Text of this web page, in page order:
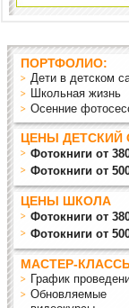
ПОРТФОЛИО:
Дети в детском
Школьная жизнь
Осенние
ЦЕНЫ ДЕТСКИЙ
Фотокниги от
Фотокниги от
ЦЕНЫ ШКОЛА
Фотокниги от
Фотокниги от
МАСТЕР-
График
Обновляемые